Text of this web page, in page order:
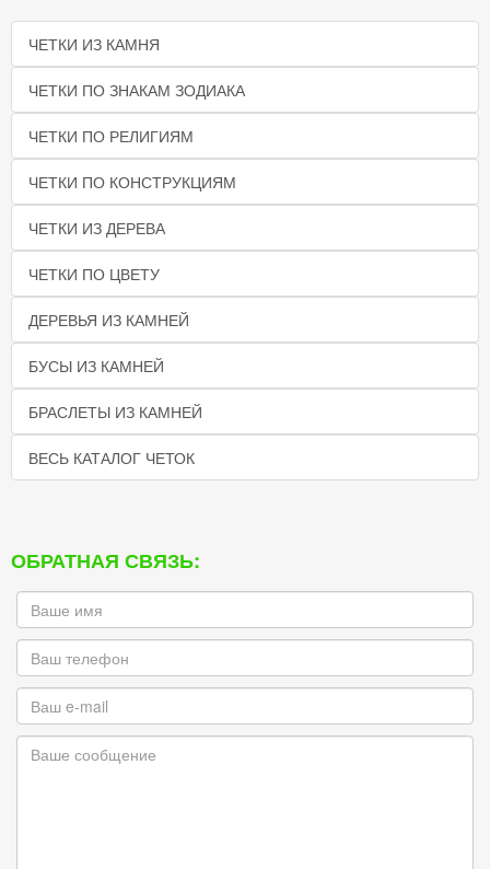
ЧЕТКИ ИЗ КАМНЯ
ЧЕТКИ ПО ЗНАКАМ ЗОДИАКА
ЧЕТКИ ПО РЕЛИГИЯМ
ЧЕТКИ ПО КОНСТРУКЦИЯМ
ЧЕТКИ ИЗ ДЕРЕВА
ЧЕТКИ ПО ЦВЕТУ
ДЕРЕВЬЯ ИЗ КАМНЕЙ
БУСЫ ИЗ КАМНЕЙ
БРАСЛЕТЫ ИЗ КАМНЕЙ
ВЕСЬ КАТАЛОГ ЧЕТОК
ОБРАТНАЯ СВЯЗЬ: